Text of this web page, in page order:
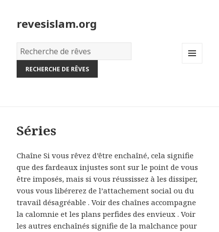
revesislam.org
Dictionnaire
des
rêves:
Séries
Chaîne Si vous rêvez d’être enchaîné, cela signifie
que des fardeaux injustes sont sur le point de vous
être imposés, mais si vous réussissez à les dissiper,
vous vous libérerez de l’attachement social ou du
travail désagréable . Voir des chaînes accompagne
la calomnie et les plans perfides des envieux . Voir
les autres enchaînés signifie de la malchance pour